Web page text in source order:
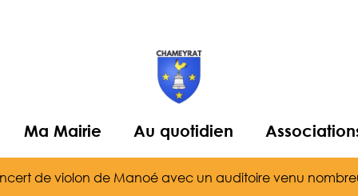
Ma Mairie Au quotidien
de violon de Manoé avec un auditoire venu